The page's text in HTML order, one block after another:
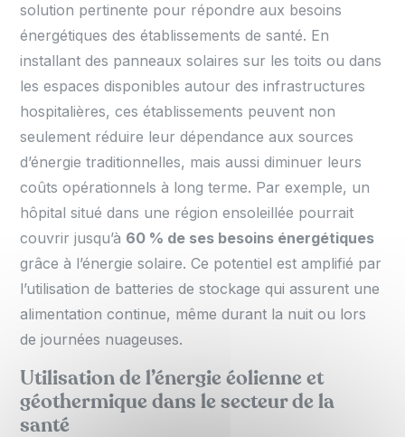
solution pertinente pour répondre aux besoins
énergétiques des établissements de santé. En
installant des panneaux solaires sur les toits ou dans
les espaces disponibles autour des infrastructures
hospitalières, ces établissements peuvent non
seulement réduire leur dépendance aux sources
d’énergie traditionnelles, mais aussi diminuer leurs
coûts opérationnels à long terme. Par exemple, un
hôpital situé dans une région ensoleillée pourrait
couvrir jusqu’à 60 % de ses besoins énergétiques
grâce à l’énergie solaire. Ce potentiel est amplifié par
l’utilisation de batteries de stockage qui assurent une
alimentation continue, même durant la nuit ou lors
de journées nuageuses.
Utilisation de l’énergie éolienne et
géothermique dans le secteur de la
santé